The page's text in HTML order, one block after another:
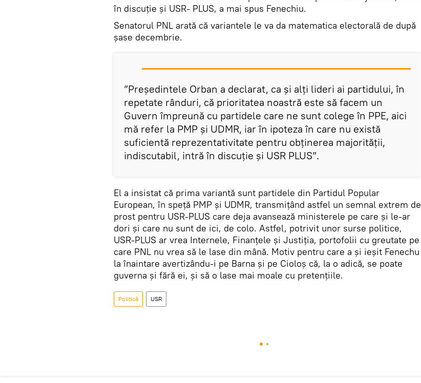
în discuție și USR- PLUS, a mai spus Fenechiu.
Senatorul PNL arată că variantele le va da matematica electorală de după
șase decembrie.
”Președintele Orban a declarat, ca și alți lideri ai partidului, în
repetate rânduri, că prioritatea noastră este să facem un
Guvern împreună cu partidele care ne sunt colege în PPE, aici
mă refer la PMP și UDMR, iar în ipoteza în care nu există
suficientă reprezentativitate pentru obținerea majorității,
indiscutabil, intră în discuție și USR PLUS”.
El a insistat că prima variantă sunt partidele din Partidul Popular
European, în speță PMP și UDMR, transmițând astfel un semnal extrem de
prost pentru USR-PLUS care deja avansează ministerele pe care și le-ar
dori și care nu sunt de ici, de colo. Astfel, potrivit unor surse politice,
USR-PLUS ar vrea Internele, Finanțele și Justiția, portofolii cu greutate pe
care PNL nu vrea să le lase din mână. Motiv pentru care a și ieșit Fenechu
la înaintare avertizându-i pe Barna și pe Cioloș că, la o adică, se poate
guverna și fără ei, și să o lase mai moale cu pretențiile.
Politică USR